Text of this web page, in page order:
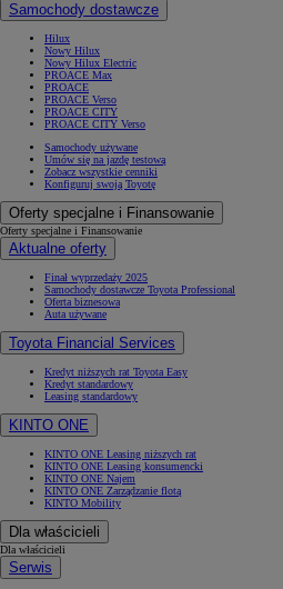
Samochody dostawcze
Hilux
Nowy Hilux
Nowy Hilux Electric
PROACE Max
PROACE
PROACE Verso
PROACE CITY
PROACE CITY Verso
Samochody używane
Umów się na jazdę testową
Zobacz wszystkie cenniki
Konfiguruj swoją Toyotę
Oferty specjalne i Finansowanie
Oferty specjalne i Finansowanie
Aktualne oferty
Finał wyprzedaży 2025
Samochody dostawcze Toyota Professional
Oferta biznesowa
Auta używane
Toyota Financial Services
Kredyt niższych rat Toyota Easy
Kredyt standardowy
Leasing standardowy
KINTO ONE
KINTO ONE Leasing niższych rat
KINTO ONE Leasing konsumencki
KINTO ONE Najem
KINTO ONE Zarządzanie flotą
KINTO Mobility
Dla właścicieli
Dla właścicieli
Serwis